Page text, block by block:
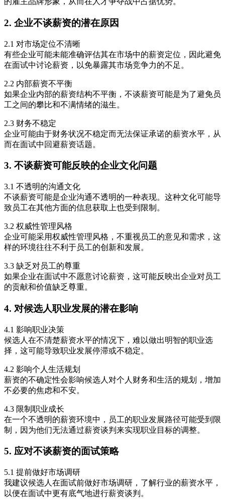
2. 企业不谈薪资的潜在原因
2.1 对市场定位不清晰
有些企业可能未能准确评估其在市场中的薪资定位，因此避免
在面试中讨论薪资，以免暴露其市场竞争力的不足。
2.2 内部薪资不平衡
如果企业内部的薪资结构不平衡，不谈薪资可能是为了避免员
工之间的攀比和不满情绪的滋生。
2.3 财务不稳定
企业可能由于财务状况不稳定而无法保证承诺的薪资水平，从
而在面试中回避薪资话题。
3. 不谈薪资可能反映的企业文化问题
3.1 不透明的沟通文化
不谈薪资可能是企业沟通不透明的一种表现。这种文化可能导
致员工在其他方面的信息获取上也受到限制。
3.2 权威性管理风格
企业可能采用权威性管理风格，不重视员工的意见和需求，这
样的环境往往不利于员工的创新和发展。
3.3 缺乏对员工的尊重
如果企业在面试中不愿意讨论薪资，这可能反映出企业对员工
的贡献和价值缺乏尊重。
4. 对候选人职业发展的潜在影响
4.1 影响职业决策
候选人在不清楚薪资水平的情况下，难以做出明智的职业选
择，这可能导致职业发展停滞或不稳定。
4.2 影响个人生活规划
薪资的不确定性会影响候选人对个人财务和生活的规划，增加
不必要的焦虑和不安。
4.3 限制职业成长
在一个不透明的薪资环境中，员工的职业发展路径可能受到限
制，因为他们无法通过薪资谈判来实现职业目标的调整。
5. 应对不谈薪资的面试策略
5.1 提前做好市场调研
我建议候选人在面试前做好市场调研，了解行业的薪资水平，
以便在面试中更有底气地进行薪资谈判。